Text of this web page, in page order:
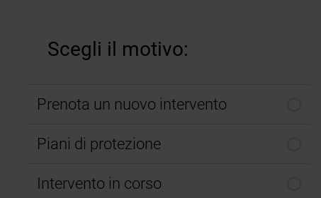
Scegli il motivo:
Prenota un nuovo intervento
Piani di protezione
Intervento in corso